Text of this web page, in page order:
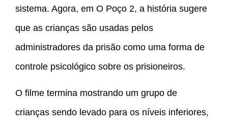
sistema. Agora, em O Poço 2, a história sugere
que as crianças são usadas pelos
administradores da prisão como uma forma de
controle psicológico sobre os prisioneiros.
O filme termina mostrando um grupo de
crianças sendo levado para os níveis inferiores,